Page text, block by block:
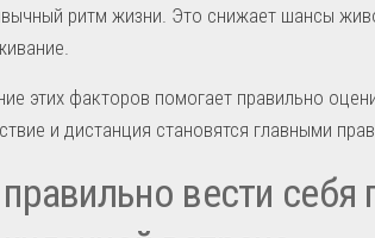
ритм жизни. Это снижает шансы
этих факторов помогает правильно
и дистанция становятся главными
вести себя